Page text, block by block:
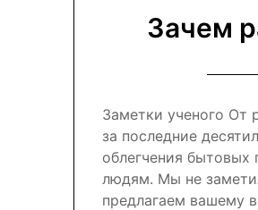
Зачем
Заметки ученого От
за последние
облегчения бытовых
людям. Мы не
предлагаем вашему